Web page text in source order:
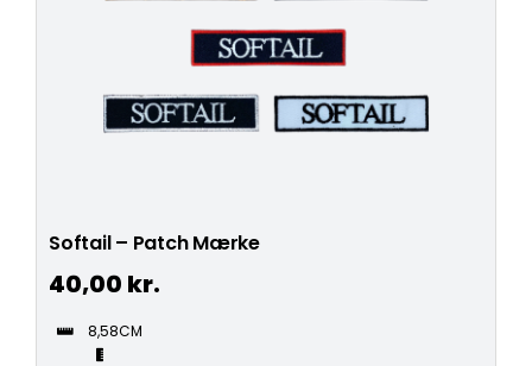
Softail – Patch Mærke
40,00 kr.
8,58CM